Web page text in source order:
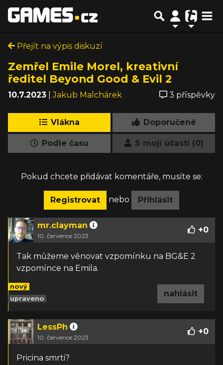
Přejít na výpis diskuzí
Zemřel Emile Morel, kreativní
ředitel Beyond Good & Evil 2
10.7.2023 |Jakub Malchárek 3 příspěvky
Vlákna Doporučené
Podle času S mojí účastí (0)
Pokud chcete přidávat komentáře, musíte se:
Registrovat nebo Přihlásit
mr.clayman
10. července 2023
+0
Tak můžeme věnovat vzpomínku na BG&E 2
vzpomínce na Emila.
nový
upraveno
nahlásit
LessPh
10. července 2023
+0
Pricina smrti?